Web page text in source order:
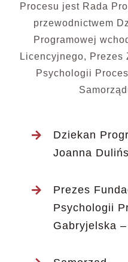
Procesu jest Rada
przewodnictwem
Programowej
Licencyjnego,
Psychologii
Dziekan
Joanna
Prezes
Psychologii
Gabryjelska